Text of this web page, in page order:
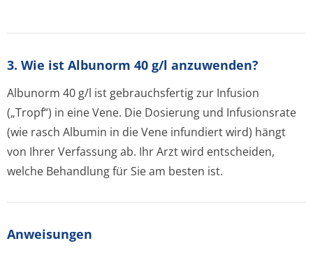
3. Wie ist Albunorm 40 g/l anzuwenden?
Albunorm 40 g/l ist gebrauchsfertig zur Infusion
(„Tropf“) in eine Vene. Die Dosierung und Infusionsrate
(wie rasch Albumin in die Vene infundiert wird) hängt
von Ihrer Verfassung ab. Ihr Arzt wird entscheiden,
welche Behandlung für Sie am besten ist.
Anweisungen